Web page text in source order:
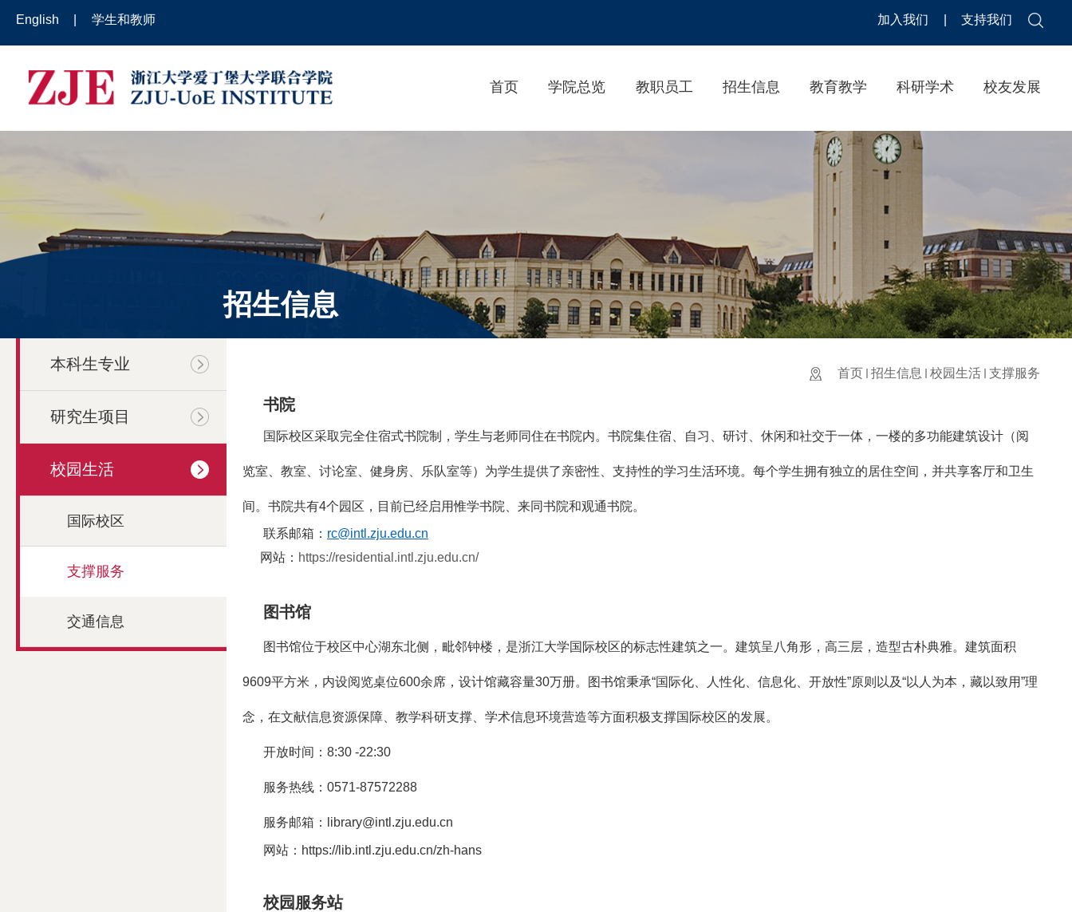
English 学生和教师 加入我们 支持我们
首页 学院总览 教职员工 招生信息 教育教学 科研学术 校友发展
招生信息
本科⽣专业
研究生项目
校园生活
国际校区
支撑服务
交通信息
首页 招生信息 校园生活 支撑服务
书院
国际校区采取完全住宿式书院制，学生与老师同住在书院内。书院集住宿、自习、研讨、休闲和社交于一体，一楼的多功能建筑设计（阅
览室、教室、讨论室、健身房、乐队室等）为学生提供了亲密性、支持性的学习生活环境。每个学生拥有独立的居住空间，并共享客厅和卫生
间。书院共有4个园区，目前已经启用惟学书院、来同书院和观通书院。
联系邮箱： rc@intl.zju.edu.cn
网站 ： https://residential.intl.zju.edu.cn/
图书馆
图书馆位于校区中心湖东北侧，毗邻钟楼，是浙江大学国际校区的标志性建筑之一。建筑呈八角形，高三层，造型古朴典雅。建筑面积
9609平方米，内设阅览桌位600余席，设计馆藏容量30万册。图书馆秉承“国际化、人性化、信息化、开放性”原则以及“以人为本，藏以致用”理
念，在文献信息资源保障、教学科研支撑、学术信息环境营造等方面积极支撑国际校区的发展。
开放时间： 8:30 -22:30
服务热线： 0571-87572288
服务邮箱： library@intl.zju.edu.cn
网站：https://lib.intl.zju.edu.cn/zh-hans
校园服务站